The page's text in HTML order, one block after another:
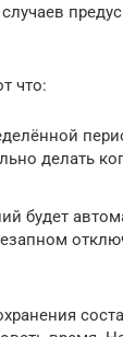
что:
делать
будет